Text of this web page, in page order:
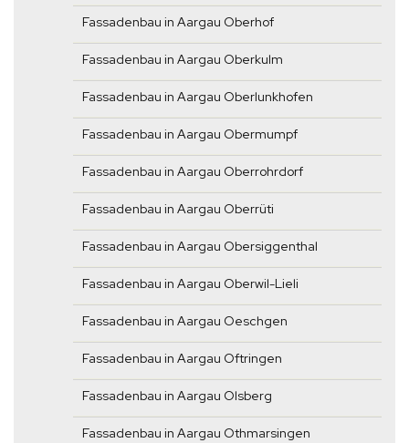
Fassadenbau in Aargau Oberhof
Fassadenbau in Aargau Oberkulm
Fassadenbau in Aargau Oberlunkhofen
Fassadenbau in Aargau Obermumpf
Fassadenbau in Aargau Oberrohrdorf
Fassadenbau in Aargau Oberrüti
Fassadenbau in Aargau Obersiggenthal
Fassadenbau in Aargau Oberwil-Lieli
Fassadenbau in Aargau Oeschgen
Fassadenbau in Aargau Oftringen
Fassadenbau in Aargau Olsberg
Fassadenbau in Aargau Othmarsingen